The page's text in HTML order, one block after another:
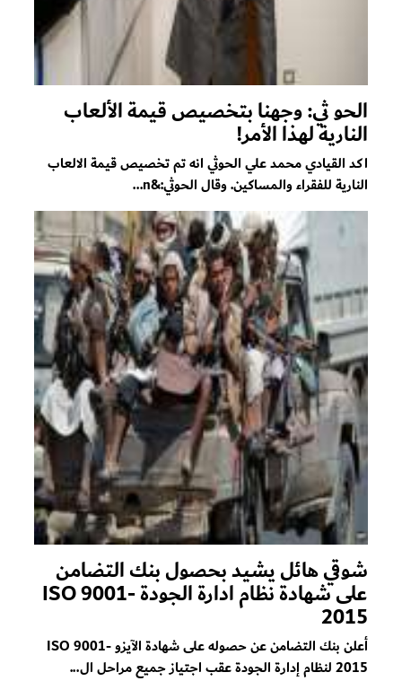
الحو ثي: وجهنا بتخصيص قيمة الألعاب
النارية لهذا الأمر!
اكد القيادي محمد علي الحوثي انه تم تخصيص قيمة الالعاب
النارية للفقراء والمساكين. وقال الحوثي:&n...
شوقي هائل يشيد بحصول بنك التضامن
على شهادة نظام ادارة الجودة ISO 9001-
2015
أعلن بنك التضامن عن حصوله على شهادة الآيزو ISO 9001-
2015 لنظام إدارة الجودة عقب اجتياز جميع مراحل ال...